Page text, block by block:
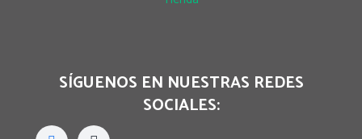
SÍGUENOS EN NUESTRAS REDES
SOCIALES: